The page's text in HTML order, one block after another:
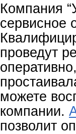
Компания
сервисное
проведут
можете
компании.
позволит